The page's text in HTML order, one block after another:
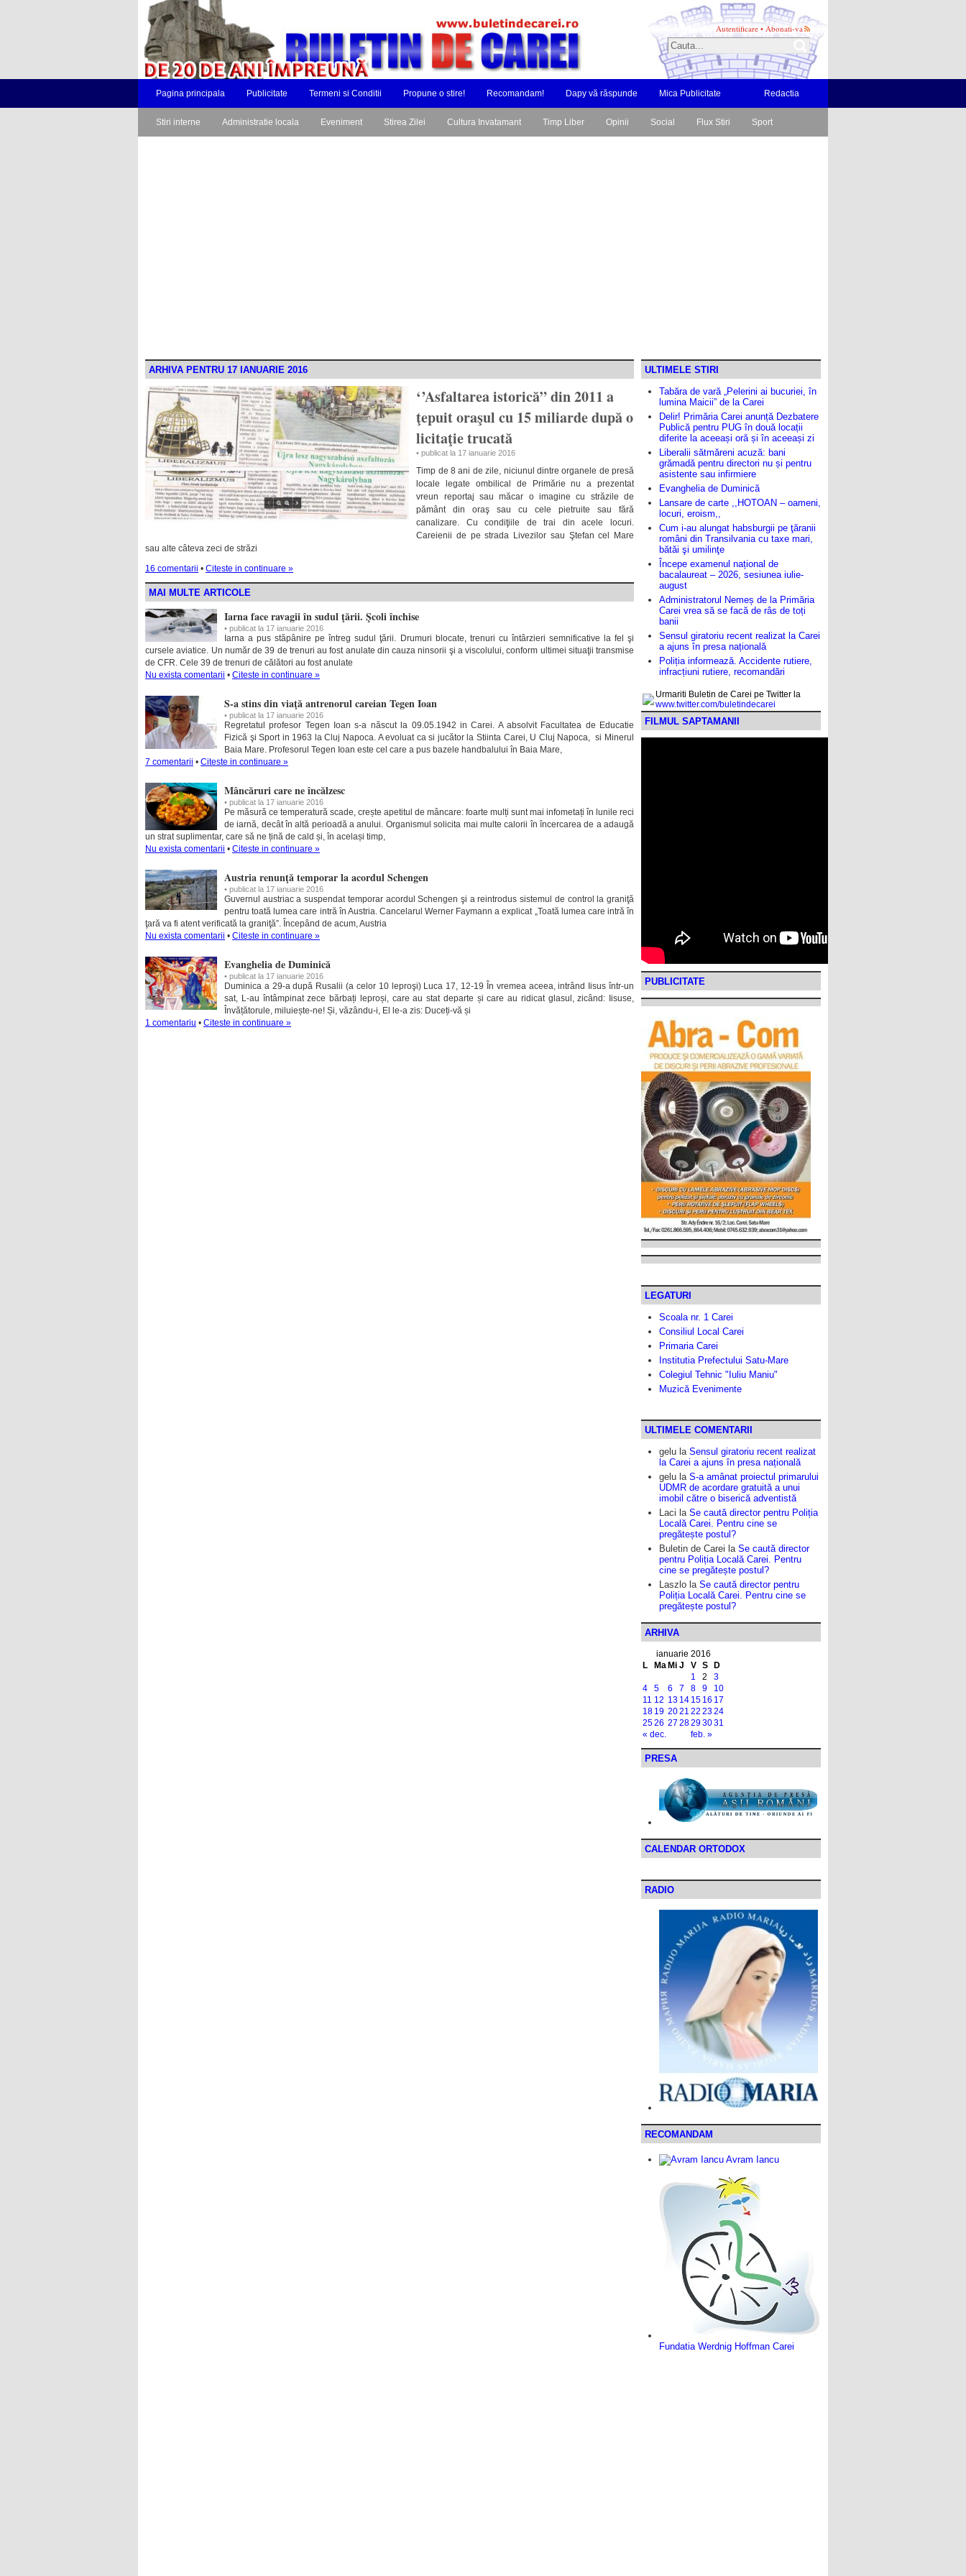
Autentificare • Abonati-va
Pagina principala Publicitate Termeni si Conditii Propune o stire! Recomandam! Dapy vă răspunde Mica Publicitate Redactia
Stiri interne Administratie locala Eveniment Stirea Zilei Cultura Invatamant Timp Liber Opinii Social Flux Stiri Sport
ARHIVA PENTRU 17 IANUARIE 2016
‘’Asfaltarea istorică” din 2011 a
ţepuit oraşul cu 15 miliarde după o
licitaţie trucată
• publicat la 17 ianuarie 2016
Timp de 8 ani de zile, niciunul dintre organele de presă
locale legate ombilical de Primărie nu a prezentat
vreun reportaj sau măcar o imagine cu străzile de
pământ din oraş sau cu cele pietruite sau fără
canalizare. Cu condiţiile de trai din acele locuri.
Careienii de pe strada Livezilor sau Ştefan cel Mare
sau alte câteva zeci de străzi
16 comentarii • Citeste in continuare »
MAI MULTE ARTICOLE
Iarna face ravagii în sudul ţării. Şcoli închise
• publicat la 17 ianuarie 2016
Iarna a pus stăpânire pe întreg sudul ţării. Drumuri blocate, trenuri cu întârzieri semnificative la fel şi
cursele aviatice. Un număr de 39 de trenuri au fost anulate din cauza ninsorii şi a viscolului, conform ultimei situaţii transmise
de CFR. Cele 39 de trenuri de călători au fost anulate
Nu exista comentarii • Citeste in continuare »
S-a stins din viaţă antrenorul careian Tegen Ioan
• publicat la 17 ianuarie 2016
Regretatul profesor Tegen Ioan s-a născut la 09.05.1942 in Carei. A absolvit Facultatea de Educatie
Fizică şi Sport in 1963 la Cluj Napoca. A evoluat ca si jucător la Stiinta Carei, U Cluj Napoca, si Minerul
Baia Mare. Profesorul Tegen Ioan este cel care a pus bazele handbalului în Baia Mare,
7 comentarii • Citeste in continuare »
Mâncăruri care ne încălzesc
• publicat la 17 ianuarie 2016
Pe măsură ce temperatură scade, crește apetitul de mâncare: foarte mulți sunt mai infometați în lunile reci
de iarnă, decât în altă perioadă a anului. Organismul solicita mai multe calorii în încercarea de a adaugă
un strat suplimentar, care să ne țină de cald și, în același timp,
Nu exista comentarii • Citeste in continuare »
Austria renunţă temporar la acordul Schengen
• publicat la 17 ianuarie 2016
Guvernul austriac a suspendat temporar acordul Schengen şi a reintrodus sistemul de control la graniţă
pentru toată lumea care intră în Austria. Cancelarul Werner Faymann a explicat „Toată lumea care intră în
ţară va fi atent verificată la graniţă”. Începând de acum, Austria
Nu exista comentarii • Citeste in continuare »
Evanghelia de Duminică
• publicat la 17 ianuarie 2016
Duminica a 29-a după Rusalii (a celor 10 leproşi) Luca 17, 12-19 În vremea aceea, intrând Iisus într-un
sat, L-au întâmpinat zece bărbați leproși, care au stat departe și care au ridicat glasul, zicând: Iisuse,
Învățătorule, miluiește-ne! Și, văzându-i, El le-a zis: Duceți-vă și
1 comentariu • Citeste in continuare »
ULTIMELE STIRI
Tabăra de vară „Pelerini ai bucuriei, în
lumina Maicii” de la Carei
Delir! Primăria Carei anunță Dezbatere
Publică pentru PUG în două locații
diferite la aceeași oră și în aceeași zi
Liberalii sătmăreni acuză: bani
grămadă pentru directori nu și pentru
asistente sau infirmiere
Evanghelia de Duminică
Lansare de carte ,,HOTOAN – oameni,
locuri, eroism,,
Cum i-au alungat habsburgii pe ţăranii
români din Transilvania cu taxe mari,
bătăi şi umilinţe
Începe examenul național de
bacalaureat – 2026, sesiunea iulie-
august
Administratorul Nemeș de la Primăria
Carei vrea să se facă de râs de toți
banii
Sensul giratoriu recent realizat la Carei
a ajuns în presa națională
Poliția informează. Accidente rutiere,
infracțiuni rutiere, recomandări
Urmariti Buletin de Carei pe Twitter la
www.twitter.com/buletindecarei
FILMUL SAPTAMANII
PUBLICITATE
LEGATURI
Scoala nr. 1 Carei
Consiliul Local Carei
Primaria Carei
Institutia Prefectului Satu-Mare
Colegiul Tehnic "Iuliu Maniu"
Muzică Evenimente
ULTIMELE COMENTARII
gelu la Sensul giratoriu recent realizat
la Carei a ajuns în presa națională
gelu la S-a amânat proiectul primarului
UDMR de acordare gratuită a unui
imobil către o biserică adventistă
Laci la Se caută director pentru Poliția
Locală Carei. Pentru cine se
pregătește postul?
Buletin de Carei la Se caută director
pentru Poliția Locală Carei. Pentru
cine se pregătește postul?
Laszlo la Se caută director pentru
Poliția Locală Carei. Pentru cine se
pregătește postul?
ARHIVA
ianuarie 2016
L
Ma Mi J V S D
« dec. feb. »
1 2
3
4
5 6 7 8 9
10
11 12 13 14 15 16 17
18 19 2021 22 2324
2526 27 28293031
PRESA
CALENDAR ORTODOX
RADIO
RECOMANDAM
Avram Iancu
Fundatia Werdnig Hoffman Carei